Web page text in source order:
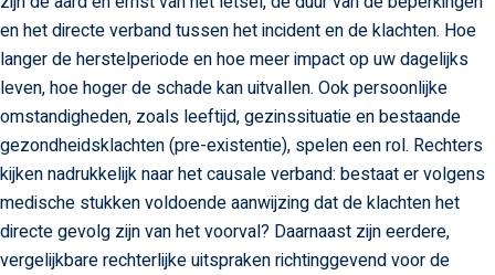
en het directe verband tussen het incident en de klachten. Hoe
langer de herstelperiode en hoe meer impact op uw dagelijks
leven, hoe hoger de schade kan uitvallen. Ook persoonlijke
omstandigheden, zoals leeftijd, gezinssituatie en bestaande
gezondheidsklachten (pre-existentie), spelen een rol. Rechters
kijken nadrukkelijk naar het causale verband: bestaat er volgens
medische stukken voldoende aanwijzing dat de klachten het
directe gevolg zijn van het voorval? Daarnaast zijn eerdere,
vergelijkbare rechterlijke uitspraken richtinggevend voor de